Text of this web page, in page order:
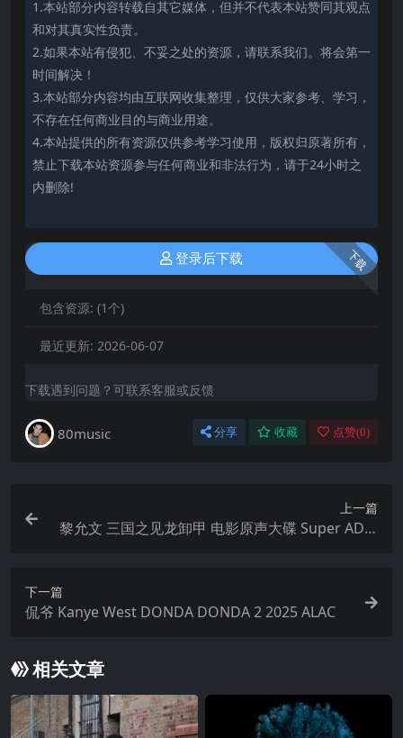
1.本站部分内容转载自其它媒体，但并不代表本站赞同其观点
和对其真实性负责。
2.如果本站有侵犯、不妥之处的资源，请联系我们。将会第一
时间解决！
3.本站部分内容均由互联网收集整理，仅供大家参考、学习，
不存在任何商业目的与商业用途。
4.本站提供的所有资源仅供参考学习使用，版权归原著所有，
禁止下载本站资源参与任何商业和非法行为，请于24小时之
内删除!
下载
登录后下载
包含资源: (1个)
最近更新: 2026-06-07
下载遇到问题？可联系客服或反馈
80music 分享 收藏 点赞(0)
上一篇
黎允文 三国之见龙卸甲 电影原声大碟 Super ADM
下一篇
侃爷 Kanye West DONDA DONDA 2 2025 ALAC
相关文章